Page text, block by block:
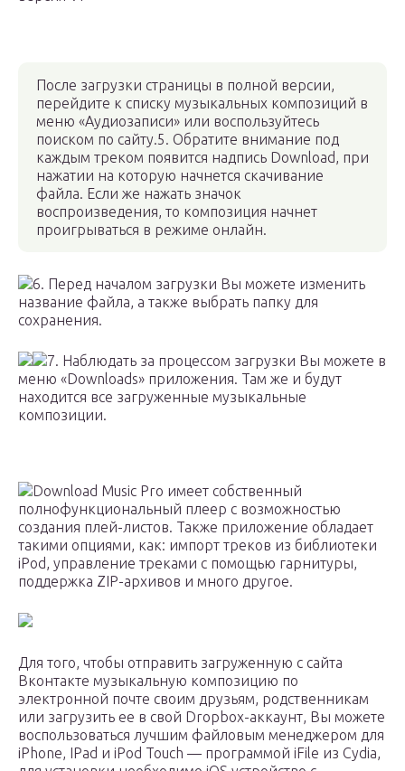
После загрузки страницы в полной версии,
перейдите к списку музыкальных композиций в
меню «Аудиозаписи» или воспользуйтесь
поиском по сайту.5. Обратите внимание под
каждым треком появится надпись Download, при
нажатии на которую начнется скачивание
файла. Если же нажать значок
воспроизведения, то композиция начнет
проигрываться в режиме онлайн.
6. Перед началом загрузки Вы можете изменить
название файла, а также выбрать папку для
сохранения.
7. Наблюдать за процессом загрузки Вы можете в
меню «Downloads» приложения. Там же и будут
находится все загруженные музыкальные
композиции.
Download Music Pro имеет собственный
полнофункциональный плеер с возможностью
создания плей-листов. Также приложение обладает
такими опциями, как: импорт треков из библиотеки
iPod, управление треками с помощью гарнитуры,
поддержка ZIP-архивов и много другое.
Для того, чтобы отправить загруженную с сайта
Вконтакте музыкальную композицию по
электронной почте своим друзьям, родственникам
или загрузить ее в свой Dropbox-аккаунт, Вы можете
воспользоваться лучшим файловым менеджером для
iPhone, IPad и iPod Touch — программой iFile из Cydia,